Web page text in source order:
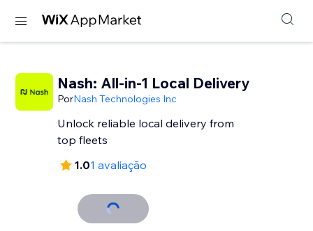
Nash: All-in-1 Local Delivery
PorNash Technologies Inc
Unlock reliable local delivery from
top fleets
1.01 avaliação